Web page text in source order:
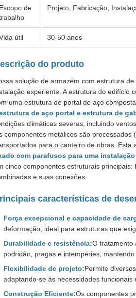
de
Projeto, Fabricação,
útil 30-50 anos
do produto
solução de armazém com estrutura
experiente. A estrutura do edifício
uma estrutura de portal de aço
de aço portal e estrutura de
climáticas severas, incluindo
componentes metálicos são
para o canteiro de obras. Esta
com parafusos para uma
cinco componentes estruturais
e suas conexões.
características de
Força excepcional e capacidade de
deformação, ideal para estruturas que
Durabilidade e resistência:O tratamento
podridão, pragas e intempéries,
Flexibilidade de projeto:Permite
adaptando-se às necessidades funcionais
Construção Eficiente:Os componentes